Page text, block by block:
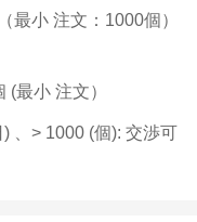
最小 注文：1000個）
(最小 注文）
、> 1000 (個): 交渉可